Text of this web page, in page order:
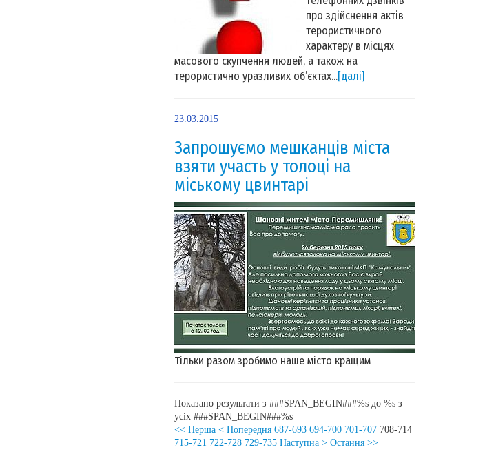
про здійснення актів
терористичного
характеру в місцях
масового скупчення людей, а також на
терористично уразливих об’єктах...[далі]
23.03.2015
Запрошуємо мешканців міста
взяти участь у толоці на
міському цвинтарі
Тільки разом зробимо наше місто кращим
Показано результати з ###SPAN_BEGIN###%s до %s з
усіх ###SPAN_BEGIN###%s
<< Перша < Попередня 687-693 694-700 701-707 708-714
715-721 722-728 729-735 Наступна > Остання >>